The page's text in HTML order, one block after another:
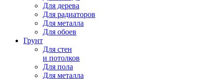
Для дерева
Для радиаторов
Для металла
Для обоев
Грунт
Для стен
и потолков
Для пола
Для металла